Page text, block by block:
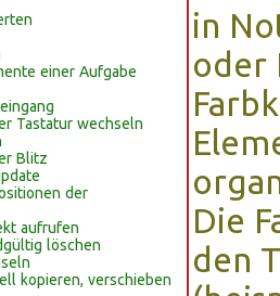
einer Aufgabe
Tastatur wechseln
Blitz
der
aufrufen
löschen
kopieren, verschieben
in
oder
Die
den